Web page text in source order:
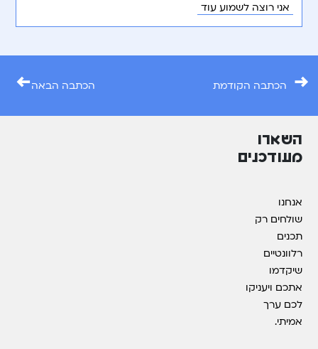
אני רוצה לשמוע עוד
→ הכתבה הקודמת הכתבה הבאה←
השארו
מעודכנים
אנחנו
שולחים רק
תכנים
רלוונטיים
שיקדמו
אתכם ויעניקו
לכם ערך
אמיתי.